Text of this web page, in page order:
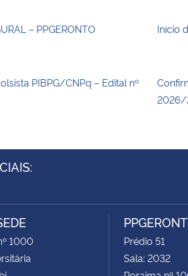
– PPGERONTO Início
PIBPG/CNPq – Edital nº
2026/
1000
Prédio 51
Sala: 2032